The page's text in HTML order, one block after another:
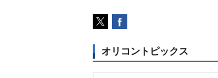
オリコントピックス